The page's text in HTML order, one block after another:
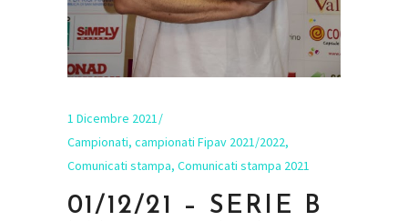
1 Dicembre 2021
Campionati, campionati Fipav 2021/2022,
Comunicati stampa, Comunicati stampa 2021
01/12/21 – SERIE B